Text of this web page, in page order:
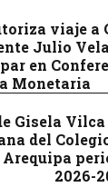
viaje a
Julio
en
Monetaria
Gisela
del
2026-